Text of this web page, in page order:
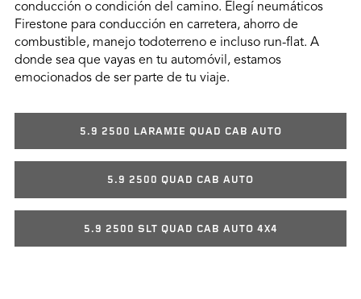
conducción o condición del camino. Elegí neumáticos
Firestone para conducción en carretera, ahorro de
combustible, manejo todoterreno e incluso run-flat. A
donde sea que vayas en tu automóvil, estamos
emocionados de ser parte de tu viaje.
5.9 2500 LARAMIE QUAD CAB AUTO
5.9 2500 QUAD CAB AUTO
5.9 2500 SLT QUAD CAB AUTO 4X4